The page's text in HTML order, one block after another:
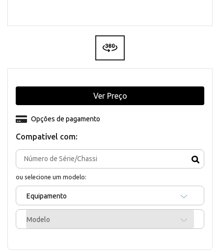
Compativel com:
ou selecione um modelo:
Equipamento
Modelo
Opções de pagamento
Ver Preço